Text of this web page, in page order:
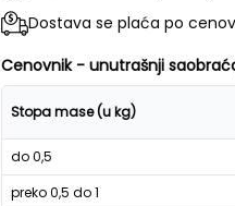
Dostava se plaća po
Cenovnik - unutrašnji
Stopa mase (u kg)
do 0,5
preko 0,5 do 1